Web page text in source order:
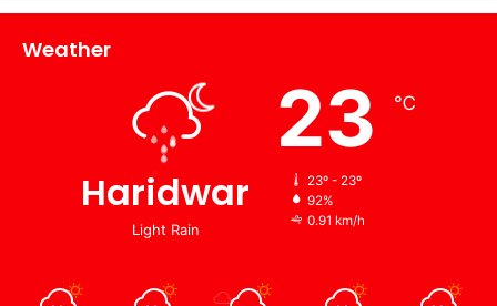
Weather
Haridwar
Light Rain
23 ℃
23º - 23º
92%
0.91 km/h